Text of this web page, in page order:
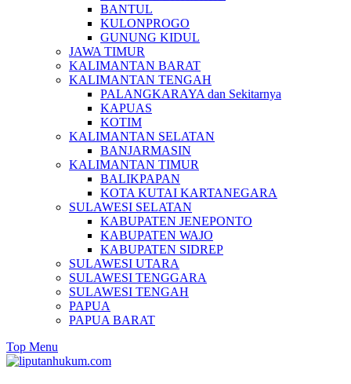
BANTUL
KULONPROGO
GUNUNG KIDUL
JAWA TIMUR
KALIMANTAN BARAT
KALIMANTAN TENGAH
PALANGKARAYA dan Sekitarnya
KAPUAS
KOTIM
KALIMANTAN SELATAN
BANJARMASIN
KALIMANTAN TIMUR
BALIKPAPAN
KOTA KUTAI KARTANEGARA
SULAWESI SELATAN
KABUPATEN JENEPONTO
KABUPATEN WAJO
KABUPATEN SIDREP
SULAWESI UTARA
SULAWESI TENGGARA
SULAWESI TENGAH
PAPUA
PAPUA BARAT
Top Menu